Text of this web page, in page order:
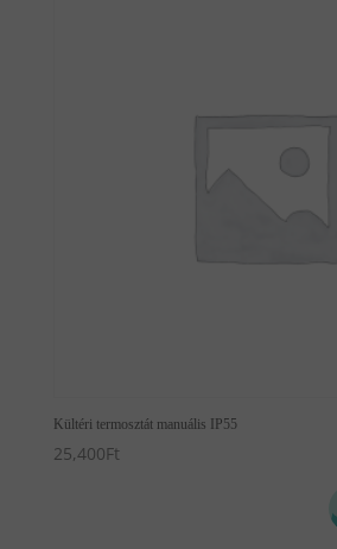
Kültéri termosztát manuális IP55
25,400Ft